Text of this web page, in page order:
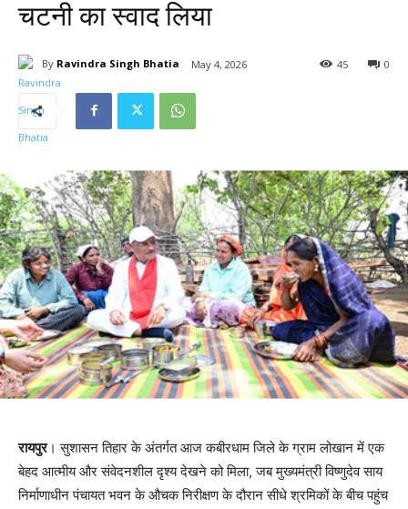
चटनी का स्वाद लिया
By Ravindra Singh Bhatia May 4, 2026 0
45
रायपुर। सुशासन तिहार के अंतर्गत आज कबीरधाम जिले के ग्राम लोखान में एक
बेहद आत्मीय और संवेदनशील दृश्य देखने को मिला, जब मुख्यमंत्री विष्णुदेव साय
निर्माणाधीन पंचायत भवन के औचक निरीक्षण के दौरान सीधे श्रमिकों के बीच पहुंच